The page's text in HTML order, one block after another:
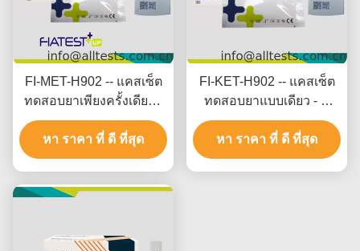
FI-MET-H902 -- แคสเซ็ต
ทดสอบยาเพียงครั้งเดียว -
M etamphetamine (MET)
หา ราคา ที่ ดี ที่สุด
FI-KET-H902 -- แคสเซ็ต
ทดสอบยาแบบเดียว - K
etamine (KET) (Hair)
หา ราคา ที่ ดี ที่สุด